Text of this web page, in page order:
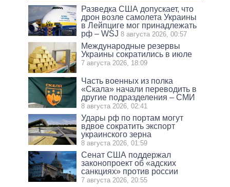
Разведка США допускает, что
дрон возле самолета Украины
в Лейпциге мог принадлежать
рф – WSJ 8 августа 2026, 00:57
Международные резервы
Украины сократились в июле
7 августа 2026, 18:09
Часть военных из полка
«Скала» начали переводить в
другие подразделения – СМИ
8 августа 2026, 02:41
Удары рф по портам могут
вдвое сократить экспорт
украинского зерна
8 августа 2026, 01:59
Сенат США поддержал
законопроект об «адских
санкциях» против россии
7 августа 2026, 20:55